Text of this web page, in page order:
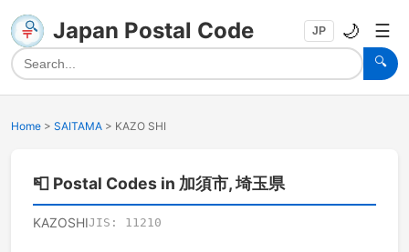
Japan Postal Code
🔍
JP 🌙 ☰
Home > SAITAMA > KAZO SHI
📮 Postal Codes in 加須市, 埼玉県
KAZOSHIJIS: 11210